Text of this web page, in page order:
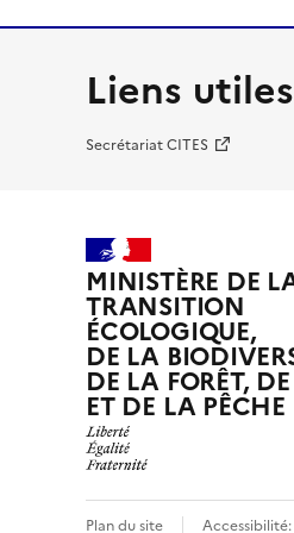
Liens utiles
Secrétariat CITES
MINISTÈRE DE
TRANSITION
ÉCOLOGIQUE,
DE LA
DE LA FORÊT,
ET DE LA PÊCHE
Plan du site